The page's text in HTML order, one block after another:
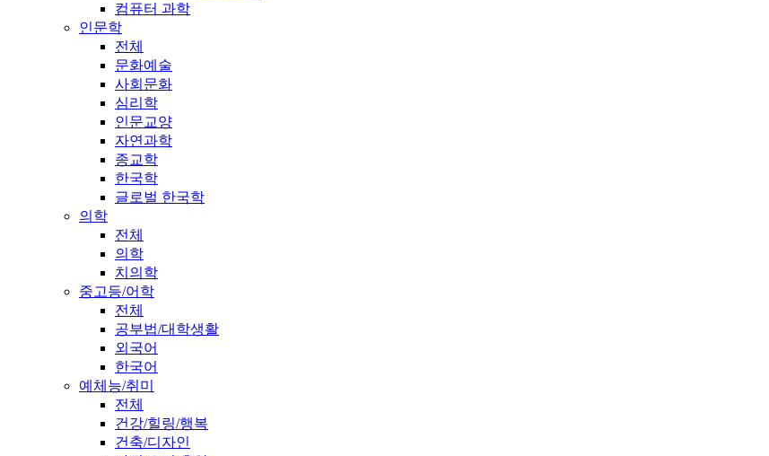
컴퓨터 과학
인문학
전체
문화예술
사회문화
심리학
인문교양
자연과학
종교학
한국학
글로벌 한국학
의학
전체
의학
치의학
중고등/어학
전체
공부법/대학생활
외국어
한국어
예체능/취미
전체
건강/힐링/행복
건축/디자인